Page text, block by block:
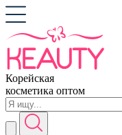
Корейская
косметика оптом